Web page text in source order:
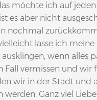
möchte ich auf jeden
es aber nicht
nochmal
lasse ich meine
wenn alles
Fall vermissen und wir
wir in der Stadt und
Ganz viel